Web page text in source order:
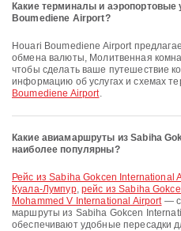
Какие терминалы и
Boumediene Airport?
Houari Boumediene Airport предлагает Клиники и аптеки, Служба
обмена валюты, Молитвенная
чтобы сделать ваше путешествие
информацию об услугах и схемах
Boumediene Airport.
Какие авиамаршруты из Sabiha
наиболее популярны?
рейс из Sabiha Gokcen International Airport в Международный аэропорт
Куала-Лумпур, рейс из Sabiha
Mohammed V International Airport—
маршруты из Sabiha Gokcen
обеспечивают удобные пересадки